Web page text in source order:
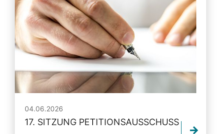
04.06.2026
17. SITZUNG PETITIONSAUSSCHUSS